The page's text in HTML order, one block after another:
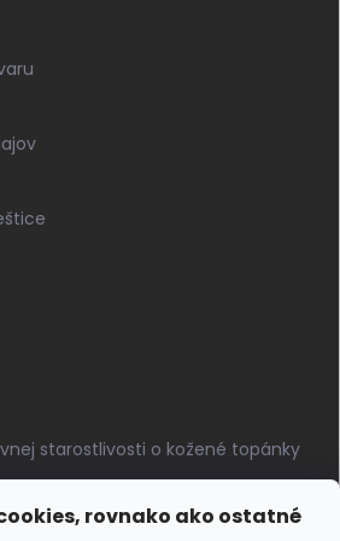
rovnako ako ostatné
starostlivosti o kožené topánky
opaskov: vôňa pravej kože, dotyk